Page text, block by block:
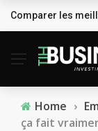
BREAKING NEWS
Comparer les
Home ›
ça fait